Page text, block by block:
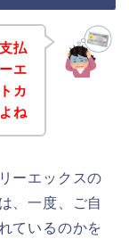
払
エ
カ
ね
ーエックスの
、一度、ご自
ているのかを